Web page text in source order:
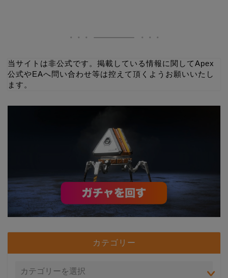
当サイトは非公式です。掲載している情報に関してApex
公式やEAへ問い合わせ等は控えて頂くようお願いいたし
ます。
カテゴリー